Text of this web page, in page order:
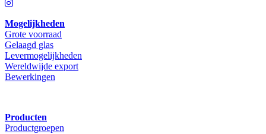
Mogelijkheden
Grote voorraad
Gelaagd glas
Levermogelijkheden
Wereldwijde export
Bewerkingen
Producten
Productgroepen